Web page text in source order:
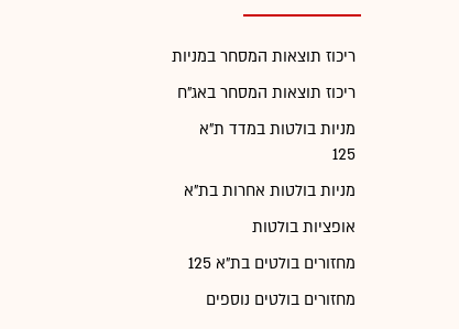
ריכוז תוצאות המסחר במניות
ריכוז תוצאות המסחר באג"ח
מניות בולטות במדד ת"א
125
מניות בולטות אחרות בת"א
אופציות בולטות
מחזורים בולטים בת"א 125
מחזורים בולטים נוספים